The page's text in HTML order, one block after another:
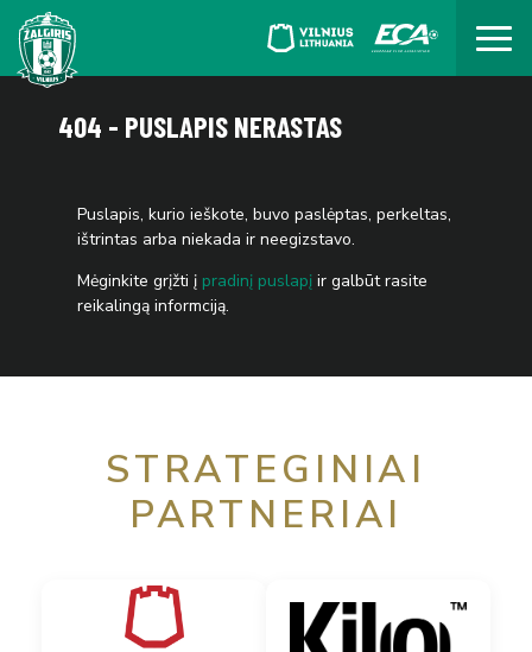
404 - PUSLAPIS NERASTAS
Puslapis, kurio ieškote, buvo paslėptas, perkeltas,
ištrintas arba niekada ir neegizstavo.
Mėginkite grįžti į pradinį puslapįir galbūt rasite
reikalingą informciją.
STRATEGINIAI
PARTNERIAI